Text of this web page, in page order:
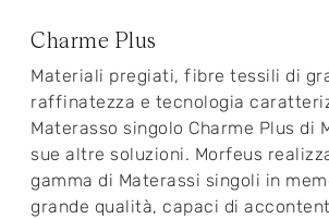
Charme Plus
Materiali pregiati, fibre tessili di
raffinatezza e tecnologia
Materasso singolo Charme Plus di
sue altre soluzioni. Morfeus
gamma di Materassi singoli in
grande qualità, capaci di